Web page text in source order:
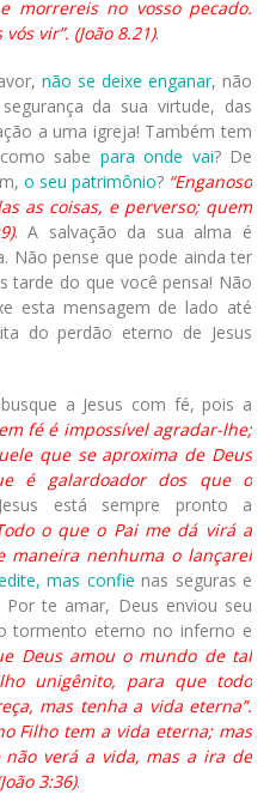
morrereis no vosso pecado.
vir”. (João 8.21).
não se deixe enganar, não
da sua virtude, das
a uma igreja! Também tem
sabe para onde vai? De
o seu patrimônio? “Enganoso
as coisas, e perverso; quem
. A salvação da sua alma é
Não pense que pode ainda ter
tarde do que você pensa! Não
esta mensagem de lado até
do perdão eterno de Jesus
a Jesus com fé, pois a
fé é impossível agradar-lhe;
que se aproxima de Deus
é galardoador dos que o
está sempre pronto a
o que o Pai me dá virá a
nenhuma o lançarei
mas confie nas seguras e
Por te amar, Deus enviou seu
tormento eterno no inferno e
Deus amou o mundo de tal
unigênito, para que todo
mas tenha a vida eterna”.
Filho tem a vida eterna; mas
verá a vida, mas a ira de
3:36).